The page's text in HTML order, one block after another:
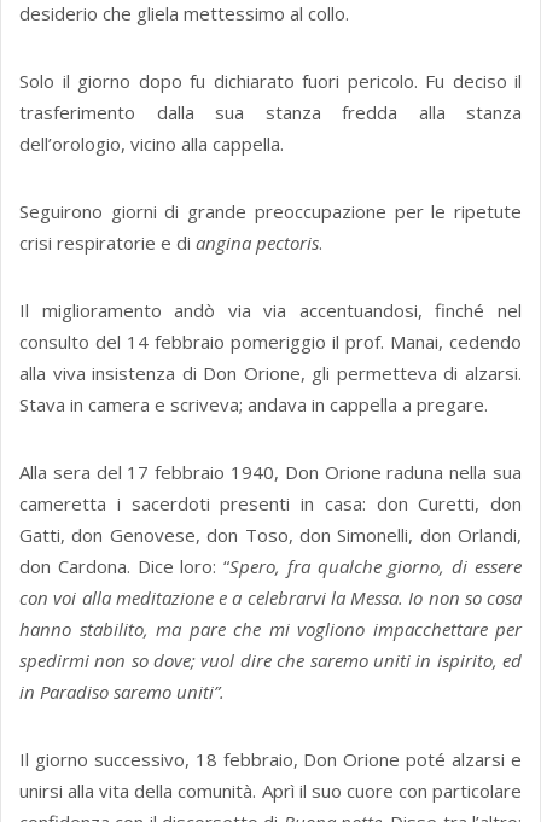
desiderio che gliela mettessimo al collo.
Solo il giorno dopo fu dichiarato fuori pericolo. Fu deciso il
trasferimento dalla sua stanza fredda alla stanza
dell’orologio, vicino alla cappella.
Seguirono giorni di grande preoccupazione per le ripetute
crisi respiratorie e di angina pectoris.
Il miglioramento andò via via accentuandosi, finché nel
consulto del 14 febbraio pomeriggio il prof. Manai, cedendo
alla viva insistenza di Don Orione, gli permetteva di alzarsi.
Stava in camera e scriveva; andava in cappella a pregare.
Alla sera del 17 febbraio 1940, Don Orione raduna nella sua
cameretta i sacerdoti presenti in casa: don Curetti, don
Gatti, don Genovese, don Toso, don Simonelli, don Orlandi,
don Cardona. Dice loro: “Spero, fra qualche giorno, di essere
con voi alla meditazione e a celebrarvi la Messa. Io non so cosa
hanno stabilito, ma pare che mi vogliono impacchettare per
spedirmi non so dove; vuol dire che saremo uniti in ispirito, ed
in Paradiso saremo uniti”.
Il giorno successivo, 18 febbraio, Don Orione poté alzarsi e
unirsi alla vita della comunità. Aprì il suo cuore con particolare